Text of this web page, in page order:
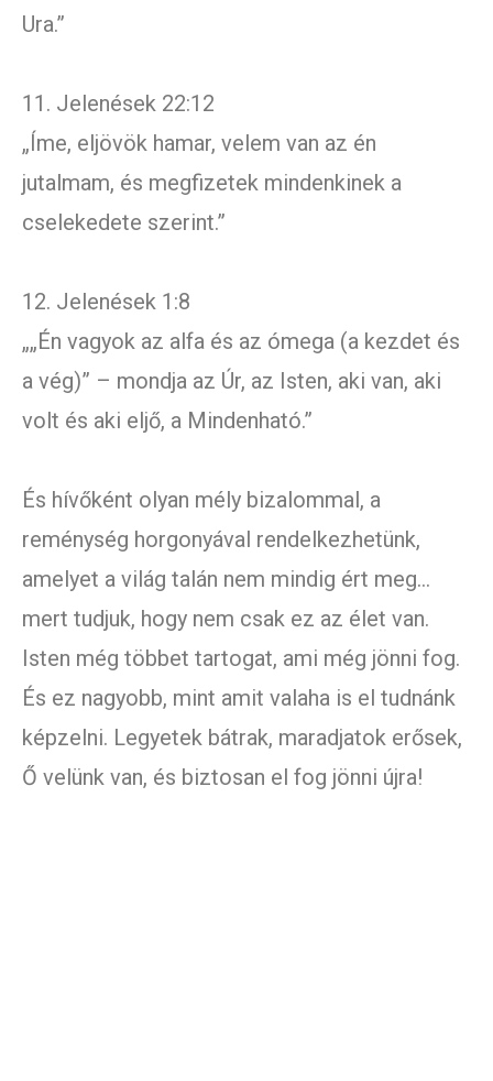
Ura.”
11. Jelenések 22:12
„Íme, eljövök hamar, velem van az én
jutalmam, és megfizetek mindenkinek a
cselekedete szerint.”
12. Jelenések 1:8
„„Én vagyok az alfa és az ómega (a kezdet és
a vég)” – mondja az Úr, az Isten, aki van, aki
volt és aki eljő, a Mindenható.”
És hívőként olyan mély bizalommal, a
reménység horgonyával rendelkezhetünk,
amelyet a világ talán nem mindig ért meg…
mert tudjuk, hogy nem csak ez az élet van.
Isten még többet tartogat, ami még jönni fog.
És ez nagyobb, mint amit valaha is el tudnánk
képzelni. Legyetek bátrak, maradjatok erősek,
Ő velünk van, és biztosan el fog jönni újra!